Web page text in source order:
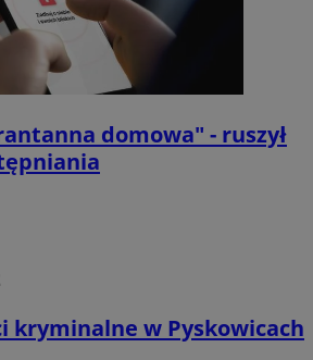
domowa" - ruszył
kryminalne w Pyskowicach